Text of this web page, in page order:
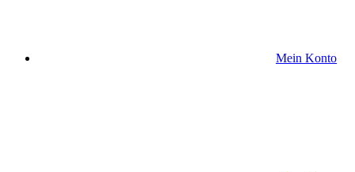
Mein Konto